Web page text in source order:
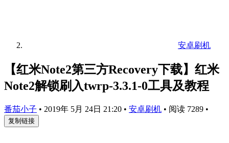
安卓刷机
【红米Note2第三方Recovery下载】红米
Note2解锁刷入twrp-3.3.1-0工具及教程
番茄小子 • 2019年 5月 24日 21:20 • 安卓刷机 • 阅读 7289 •
复制链接